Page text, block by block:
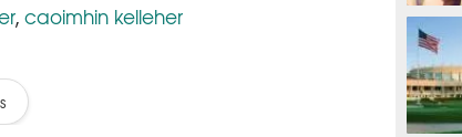
, caoimhin kelleher TINJU